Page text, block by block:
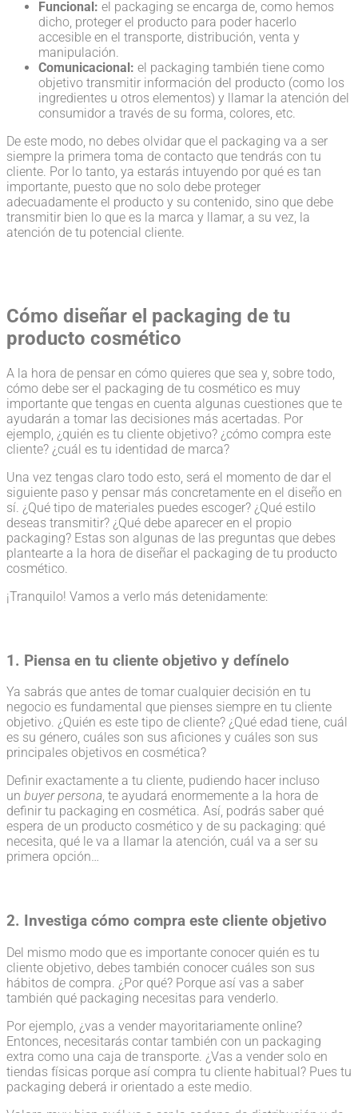
Funcional: el packaging se encarga de, como hemos
dicho, proteger el producto para poder hacerlo
accesible en el transporte, distribución, venta y
manipulación.
Comunicacional: el packaging también tiene como
objetivo transmitir información del producto (como los
ingredientes u otros elementos) y llamar la atención del
consumidor a través de su forma, colores, etc.
De este modo, no debes olvidar que el packaging va a ser
siempre la primera toma de contacto que tendrás con tu
cliente. Por lo tanto, ya estarás intuyendo por qué es tan
importante, puesto que no solo debe proteger
adecuadamente el producto y su contenido, sino que debe
transmitir bien lo que es la marca y llamar, a su vez, la
atención de tu potencial cliente.
Cómo diseñar el packaging de tu
producto cosmético
A la hora de pensar en cómo quieres que sea y, sobre todo,
cómo debe ser el packaging de tu cosmético es muy
importante que tengas en cuenta algunas cuestiones que te
ayudarán a tomar las decisiones más acertadas. Por
ejemplo, ¿quién es tu cliente objetivo? ¿cómo compra este
cliente? ¿cuál es tu identidad de marca?
Una vez tengas claro todo esto, será el momento de dar el
siguiente paso y pensar más concretamente en el diseño en
sí. ¿Qué tipo de materiales puedes escoger? ¿Qué estilo
deseas transmitir? ¿Qué debe aparecer en el propio
packaging? Estas son algunas de las preguntas que debes
plantearte a la hora de diseñar el packaging de tu producto
cosmético.
¡Tranquilo! Vamos a verlo más detenidamente:
1. Piensa en tu cliente objetivo y defínelo
Ya sabrás que antes de tomar cualquier decisión en tu
negocio es fundamental que pienses siempre en tu cliente
objetivo. ¿Quién es este tipo de cliente? ¿Qué edad tiene, cuál
es su género, cuáles son sus aficiones y cuáles son sus
principales objetivos en cosmética?
Definir exactamente a tu cliente, pudiendo hacer incluso
un buyer persona, te ayudará enormemente a la hora de
definir tu packaging en cosmética. Así, podrás saber qué
espera de un producto cosmético y de su packaging: qué
necesita, qué le va a llamar la atención, cuál va a ser su
primera opción…
2. Investiga cómo compra este cliente objetivo
Del mismo modo que es importante conocer quién es tu
cliente objetivo, debes también conocer cuáles son sus
hábitos de compra. ¿Por qué? Porque así vas a saber
también qué packaging necesitas para venderlo.
Por ejemplo, ¿vas a vender mayoritariamente online?
Entonces, necesitarás contar también con un packaging
extra como una caja de transporte. ¿Vas a vender solo en
tiendas físicas porque así compra tu cliente habitual? Pues tu
packaging deberá ir orientado a este medio.